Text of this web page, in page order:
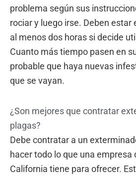
problema según sus
rociar y luego irse. Deben estar
al menos dos horas si decide
Cuanto más tiempo pasen en
probable que haya nuevas
que se vayan.
¿Son mejores que contratar
plagas?
Debe contratar a un
hacer todo lo que una empresa
California tiene para ofrecer.